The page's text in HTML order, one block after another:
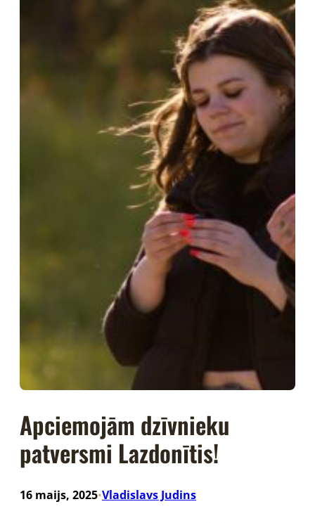
Apciemojām dzīvnieku
patversmi Lazdonītis!
16 maijs, 2025•Vladislavs Judins